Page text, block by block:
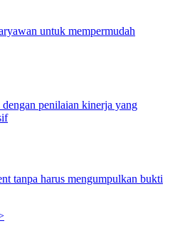
untuk mempermudah
penilaian kinerja yang
tanpa harus mengumpulkan bukti